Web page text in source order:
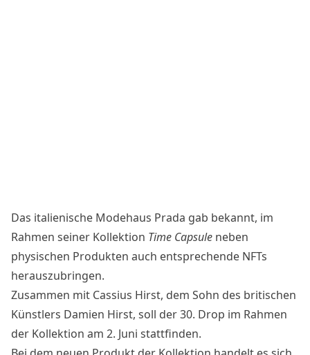
Das italienische Modehaus Prada gab bekannt, im
Rahmen seiner Kollektion Time Capsule neben
physischen Produkten auch entsprechende NFTs
herauszubringen.
Zusammen mit Cassius Hirst, dem Sohn des britischen
Künstlers Damien Hirst, soll der 30. Drop im Rahmen
der Kollektion am 2. Juni stattfinden.